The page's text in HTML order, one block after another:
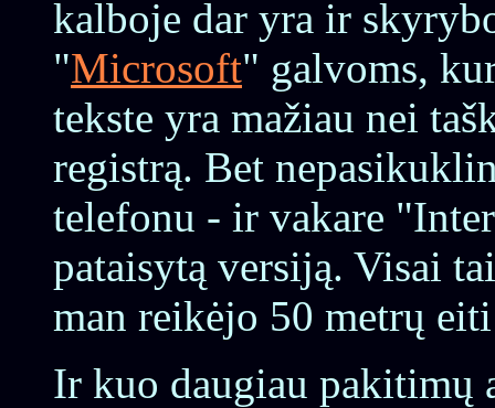
kalboje dar yra ir
"Microsoft" galvoms,
tekste yra mažiau nei
registrą. Bet
telefonu - ir vakare
pataisytą versiją. Visai
man reikėjo 50 metrų
Ir kuo daugiau pakitimų